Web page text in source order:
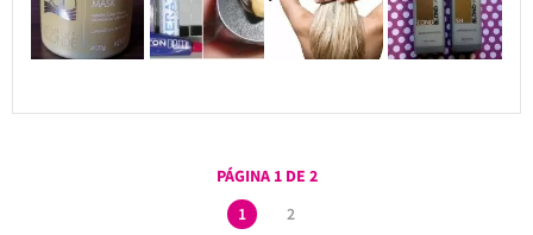
PÁGINA 1 DE 2
1
2